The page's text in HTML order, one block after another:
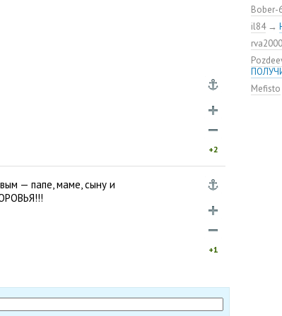
+2
— папе, маме, сыну и
+1
мяча»
ЦСКА
нового
Bober-
il84→
rva2000
Mefisto